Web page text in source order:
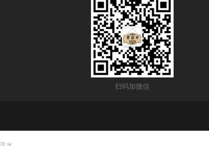
扫码加微信